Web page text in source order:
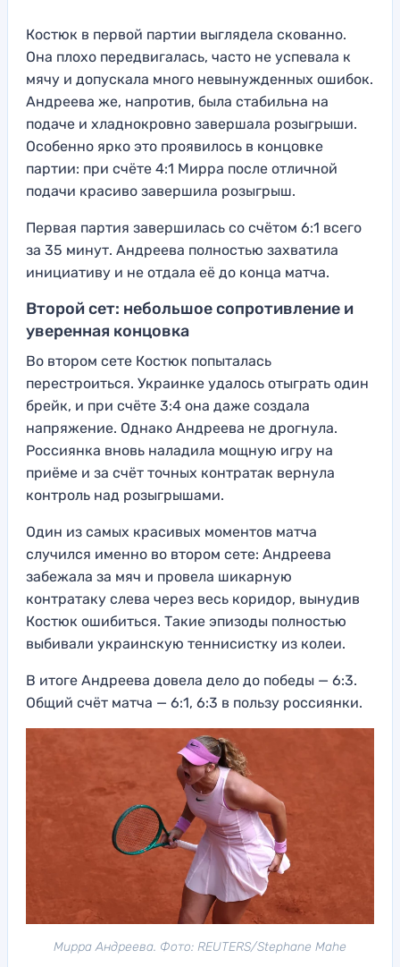
Костюк в первой партии выглядела скованно.
Она плохо передвигалась, часто не успевала к
мячу и допускала много невынужденных ошибок.
Андреева же, напротив, была стабильна на
подаче и хладнокровно завершала розыгрыши.
Особенно ярко это проявилось в концовке
партии: при счёте 4:1 Мирра после отличной
подачи красиво завершила розыгрыш.
Первая партия завершилась со счётом 6:1 всего
за 35 минут. Андреева полностью захватила
инициативу и не отдала её до конца матча.
Второй сет: небольшое сопротивление и
уверенная концовка
Во втором сете Костюк попыталась
перестроиться. Украинке удалось отыграть один
брейк, и при счёте 3:4 она даже создала
напряжение. Однако Андреева не дрогнула.
Россиянка вновь наладила мощную игру на
приёме и за счёт точных контратак вернула
контроль над розыгрышами.
Один из самых красивых моментов матча
случился именно во втором сете: Андреева
забежала за мяч и провела шикарную
контратаку слева через весь коридор, вынудив
Костюк ошибиться. Такие эпизоды полностью
выбивали украинскую теннисистку из колеи.
В итоге Андреева довела дело до победы — 6:3.
Общий счёт матча — 6:1, 6:3 в пользу россиянки.
Мирра Андреева. Фото: REUTERS/Stephane Mahe